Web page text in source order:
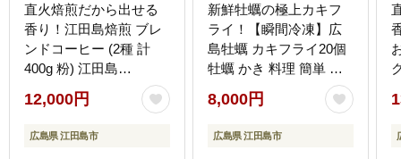
直火焙煎だから出せる
香り！江田島焙煎 ブレ
ンドコーヒー (2種 計
400g 粉) 江田島
市/Coffee Roast Sereno
[XBE008] コーヒー
12,000円
広島県 江田島市
新鮮牡蠣の極上カキフ
ライ！【瞬間冷凍】広
島牡蠣 カキフライ20個
牡蠣 かき 料理 簡単 魚
介類 海鮮 ギフト 広島県
産 江田島市/株式会社門
林水産 [XAO034] 牡蠣
8,000円
広島県 江田島市